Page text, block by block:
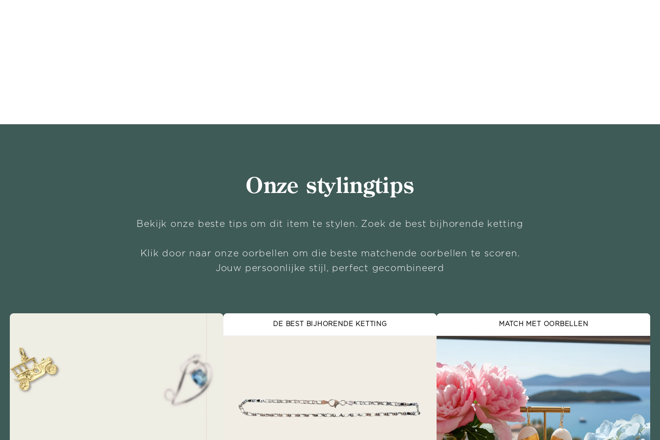
Onze stylingtips
Bekijk onze beste tips om dit item te stylen. Zoek de best bijhorende ketting
Klik door naar onze oorbellen om die beste matchende oorbellen te scoren.
Jouw persoonlijke stijl, perfect gecombineerd
DE BEST BIJHORENDE KETTING MATCH MET OORBELLEN